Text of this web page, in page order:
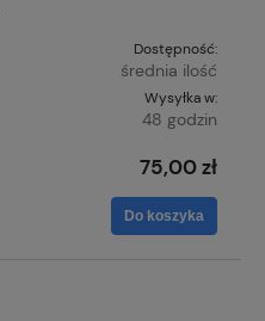
Dostępność:
średnia ilość
Wysyłka w:
48 godzin
75,00 zł
Do koszyka